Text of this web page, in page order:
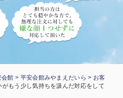
会館 > 平安会館みやまえだいら > お客
もう少し気持ちを汲んだ対応をして